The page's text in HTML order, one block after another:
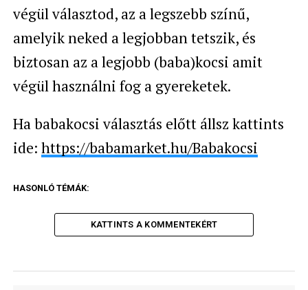
végül választod, az a legszebb színű,
amelyik neked a legjobban tetszik, és
biztosan az a legjobb (baba)kocsi amit
végül használni fog a gyereketek.
Ha babakocsi választás előtt állsz kattints
ide: https://babamarket.hu/Babakocsi
HASONLÓ TÉMÁK:
KATTINTS A KOMMENTEKÉRT